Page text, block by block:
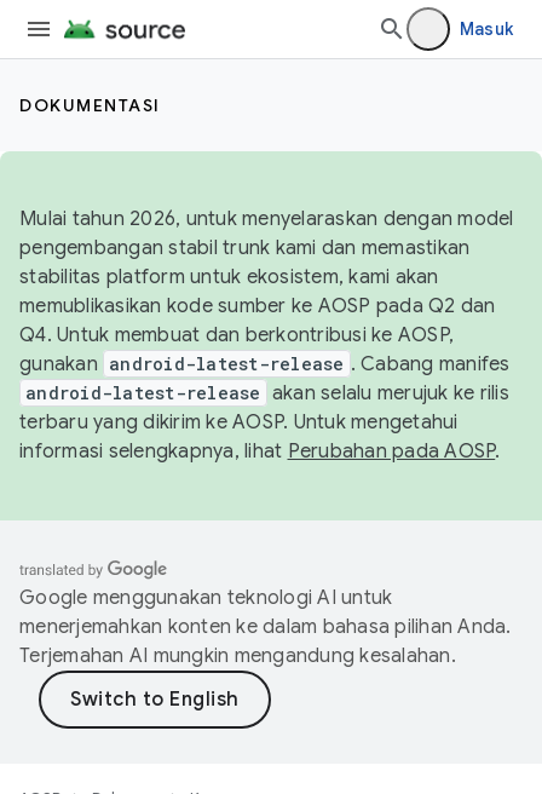
Masuk
DOKUMENTASI
Mulai tahun 2026, untuk menyelaraskan dengan model
pengembangan stabil trunk kami dan memastikan
stabilitas platform untuk ekosistem, kami akan
memublikasikan kode sumber ke AOSP pada Q2 dan
Q4. Untuk membuat dan berkontribusi ke AOSP,
gunakan android-latest-release . Cabang manifes
android-latest-release akan selalu merujuk ke rilis
terbaru yang dikirim ke AOSP. Untuk mengetahui
informasi selengkapnya, lihat Perubahan pada AOSP.
Google menggunakan teknologi AI untuk
menerjemahkan konten ke dalam bahasa pilihan Anda.
Terjemahan AI mungkin mengandung kesalahan.